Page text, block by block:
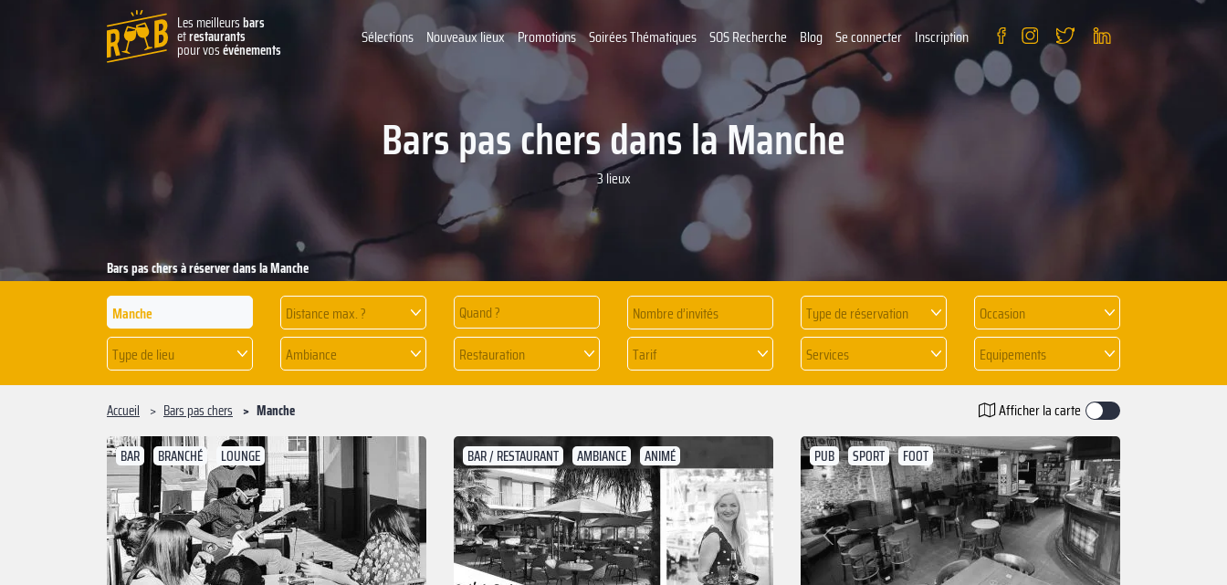
Les meilleursbars
etrestaurants
pour vosévénements
Sélections Nouveaux lieux Promotions Soirées Thématiques SOS Recherche Blog Se connecter Inscription
Bars pas chers dans la Manche
3 lieux
Distance max. ? Quand ? Type de réservation
Occasion
Type de lieu
Ambiance Restauration Tarif Services Equipements
Bars pas chers à réserver dans la Manche
Accueil Bars pas chers Manche Afficher la carte
BAR BRANCHÉ LOUNGE BAR / RESTAURANT AMBIANCE ANIMÉ
Précédent
Suivant
PUB SPORT FOOT
Précédent
Suivant